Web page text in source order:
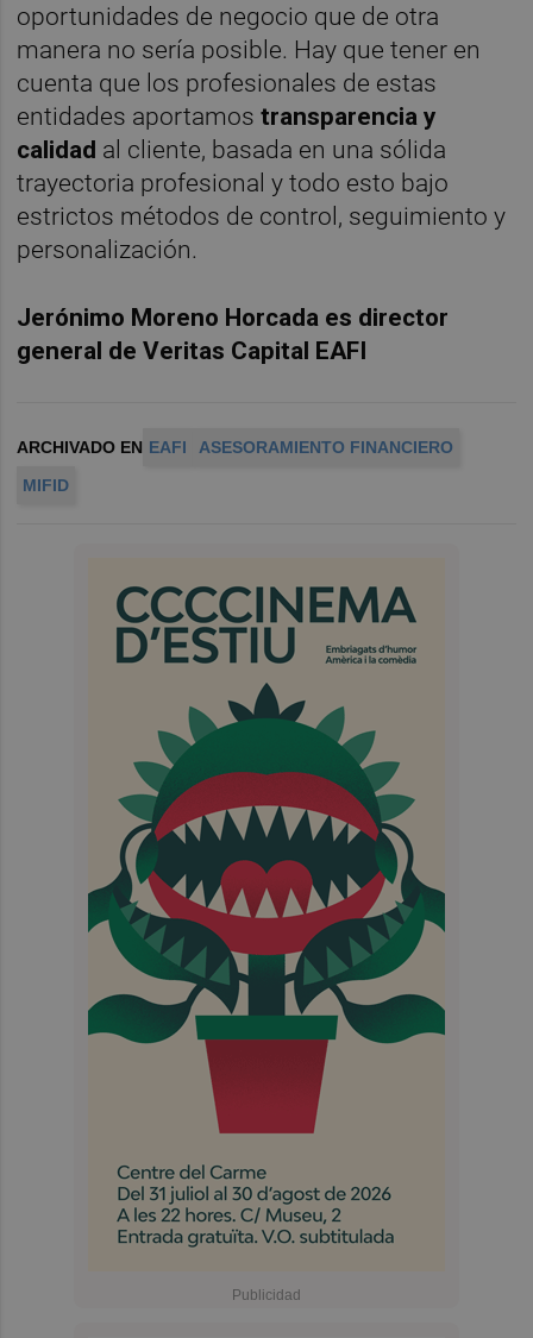
oportunidades de negocio que de otra
manera no sería posible. Hay que tener en
cuenta que los profesionales de estas
entidades aportamostransparencia y
calidad al cliente, basada en una sólida
trayectoria profesional y todo esto bajo
estrictos métodos de control, seguimiento y
personalización.
Jerónimo Moreno Horcada es director
general de Veritas Capital EAFI
ARCHIVADO EN EAFI
ASESORAMIENTO FINANCIERO
MIFID